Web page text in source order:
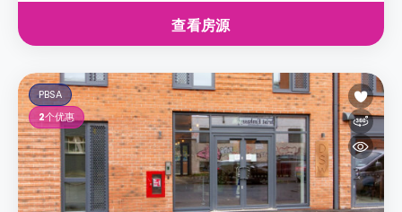
查看房源
PBSA
2个优惠